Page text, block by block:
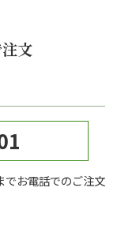
み対応
文
でお電話でのご注文